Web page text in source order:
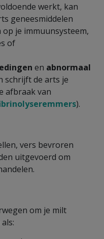
werkt, kan
geneesmiddelen
je immuunsysteem,
of
en abnormaal
schrijft de arts je
afbraak van
).
vers bevroren
uitgevoerd om
om je milt